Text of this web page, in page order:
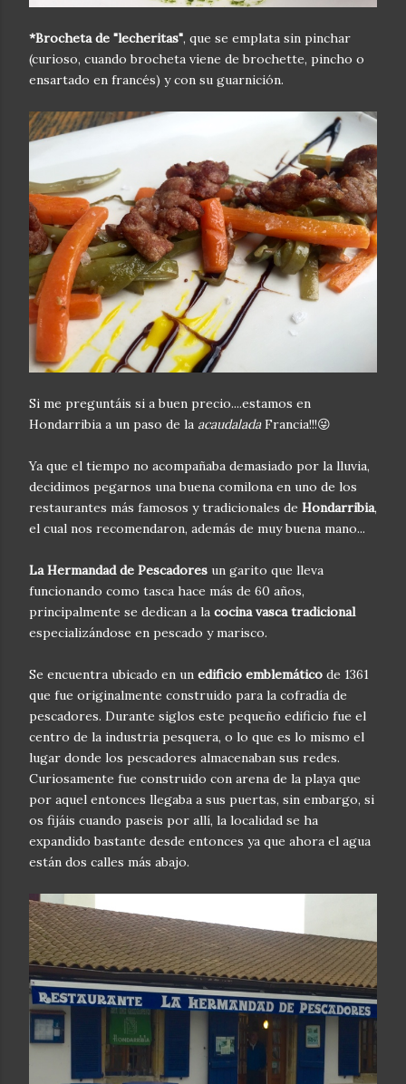
*Brocheta de "lecheritas", que se emplata sin pinchar
(curioso, cuando brocheta viene de brochette, pincho o
ensartado en francés) y con su guarnición.
Si me preguntáis si a buen precio....estamos en
Hondarribia a un paso de la acaudaladaFrancia!!!😜
Ya que el tiempo no acompañaba demasiado por la lluvia,
decidimos pegarnos una buena comilona en uno de los
restaurantes más famosos y tradicionales de Hondarribia,
el cual nos recomendaron, además de muy buena mano...
La Hermandad de Pescadores un garito que lleva
funcionando como tasca hace más de 60 años,
principalmente se dedican a la cocina vasca tradicional
especializándose en pescado y marisco.
Se encuentra ubicado en un edificio emblemático de 1361
que fue originalmente construido para la cofradía de
pescadores. Durante siglos este pequeño edificio fue el
centro de la industria pesquera, o lo que es lo mismo el
lugar donde los pescadores almacenaban sus redes.
Curiosamente fue construido con arena de la playa que
por aquel entonces llegaba a sus puertas, sin embargo, si
os fijáis cuando paseis por allí, la localidad se ha
expandido bastante desde entonces ya que ahora el agua
están dos calles más abajo.